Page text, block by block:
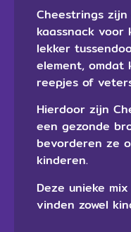
Cheestrings
kaassnack voor
lekker
element, omdat
reepjes of
Hierdoor zijn
een gezonde
bevorderen ze
kinderen.
Deze unieke
vinden zowel